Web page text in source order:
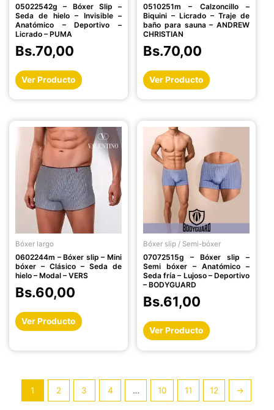
05022542g – Bóxer Slip –
Seda de hielo – Invisible –
Anatómico – Deportivo –
Licrado – PUMA
Bs.70,00
Ver Producto
en
la
0510251m – Calzoncillo –
Biquini – Licrado – Traje de
baño para sauna – ANDREW
CHRISTIAN
Bs.70,00
Ver Producto
en
la
Bóxer largo
0602244m – Bóxer slip – Mini
bóxer – Clásico – Seda de
hielo – Modal – VERS
Bs.60,00
Ver Producto
Este
producto
múltiples
variantes.
Las
opciones
pueden
en
la
producto
Bóxer slip / Semi-bóxer
07072515g – Bóxer slip –
Semi bóxer – Anatómico –
Seda fría – Lujoso – Deportivo
– BODYGUARD
Bs.61,00
Ver Producto
Este
tiene
múltiples
variantes.
Las
se
pueden
elegir
en
la
1 2 3 4 … 10 11 12 →